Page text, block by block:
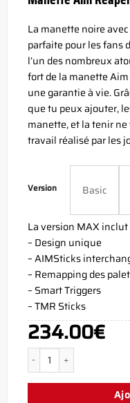
La manette noire
parfaite pour les fans
l’un des nombreux
fort de la manette
une garantie à vie.
que tu peux ajouter,
manette, et la tenir
travail réalisé par les
Version Basic
La version MAX inclut
– Design unique
– AIMSticks
– Remapping des
– Smart Triggers
– TMR Sticks
234.00€
quantité de Manette Aim